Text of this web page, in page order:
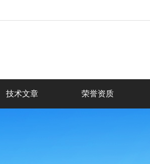
技术文章 荣誉资质